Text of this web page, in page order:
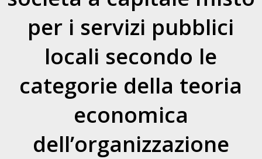
per i servizi pubblici
locali secondo le
categorie della teoria
economica
dell’organizzazione